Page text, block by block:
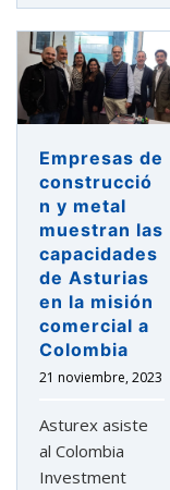
Empresas de
construcció
n y metal
muestran las
capacidades
de Asturias
en la misión
comercial a
Colombia
21 noviembre, 2023
Asturex asiste
al Colombia
Investment